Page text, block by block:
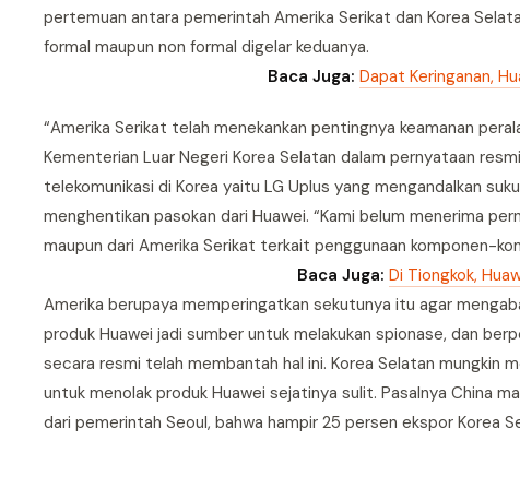
pertemuan antara pemerintah Amerika Serikat dan Korea
formal maupun non formal digelar keduanya.
Baca Juga: Dapat Keringanan,
“Amerika Serikat telah menekankan pentingnya keamanan
Kementerian Luar Negeri Korea Selatan dalam pernyataan
telekomunikasi di Korea yaitu LG Uplus yang mengandalkan
menghentikan pasokan dari Huawei. “Kami belum menerima
maupun dari Amerika Serikat terkait penggunaan komponen-
Baca Juga: Di Tiongkok,
Amerika berupaya memperingatkan sekutunya itu agar
produk Huawei jadi sumber untuk melakukan spionase, dan
secara resmi telah membantah hal ini. Korea Selatan mungkin
untuk menolak produk Huawei sejatinya sulit. Pasalnya China
dari pemerintah Seoul, bahwa hampir 25 persen ekspor Korea